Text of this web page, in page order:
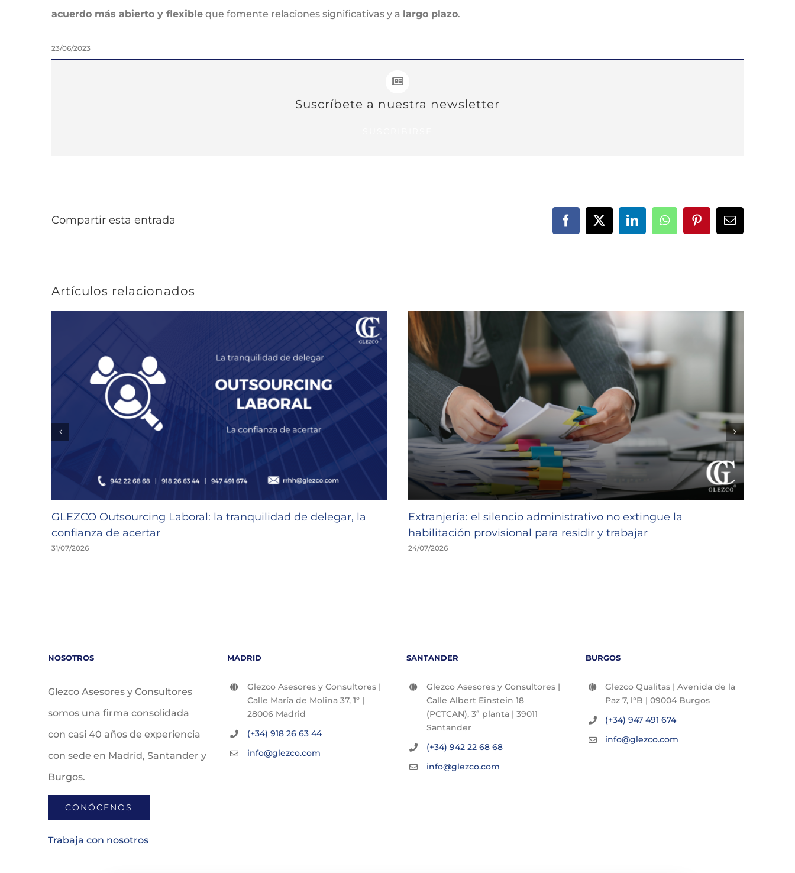
acuerdo más abierto y flexible que fomente relaciones significativas y a largo plazo.
23/06/2023
Suscríbete a nuestra newsletter
Compartir esta entrada Facebook
X LinkedInWhatsAppPinterestCorreo
electrónico
Artículos relacionados
GLEZCO Outsourcing Laboral: la tranquilidad de delegar, la
confianza de acertar
31/07/2026
Extranjería: el silencio administrativo no extingue la
habilitación provisional para residir y trabajar
24/07/2026
NOSOTROS
Glezco Asesores y Consultores
somos una firma consolidada
con casi 40 años de experiencia
con sede en Madrid, Santander y
Burgos.
CONÓCENOS
Trabaja con nosotros
MADRID
Glezco Asesores y Consultores |
Calle María de Molina 37, 1º |
28006 Madrid
(+34) 918 26 63 44
info@glezco.com
SANTANDER
Glezco Asesores y Consultores |
Calle Albert Einstein 18
(PCTCAN), 3ª planta | 39011
Santander
(+34) 942 22 68 68
info@glezco.com
BURGOS
Glezco Qualitas | Avenida de la
Paz 7, l°B | 09004 Burgos
(+34) 947 491 674
info@glezco.com